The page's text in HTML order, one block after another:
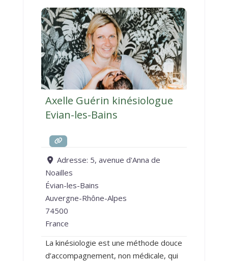
Axelle Guérin kinésiologue
Evian-les-Bains
Adresse: 5, avenue d'Anna de
Noailles
Évian-les-Bains
Auvergne-Rhône-Alpes
74500
France
La kinésiologie est une méthode douce
d’accompagnement, non médicale, qui